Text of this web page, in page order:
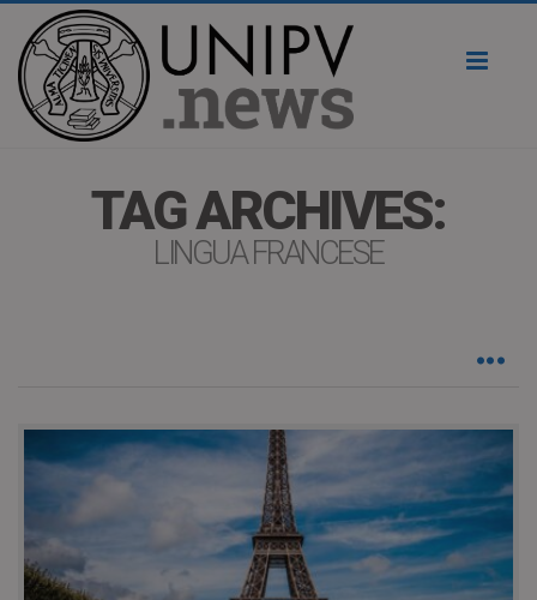
TAG ARCHIVES:
LINGUA FRANCESE